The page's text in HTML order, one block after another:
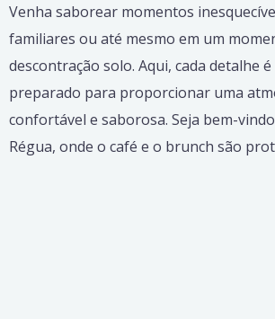
Venha saborear momentos
familiares ou até mesmo em um
descontração solo. Aqui, cada detalhe
preparado para proporcionar uma
confortável e saborosa. Seja bem-
Régua, onde o café e o brunch são